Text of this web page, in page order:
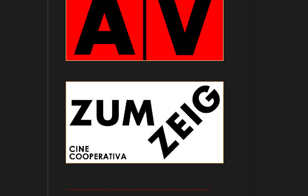
------------------------------------------------------------